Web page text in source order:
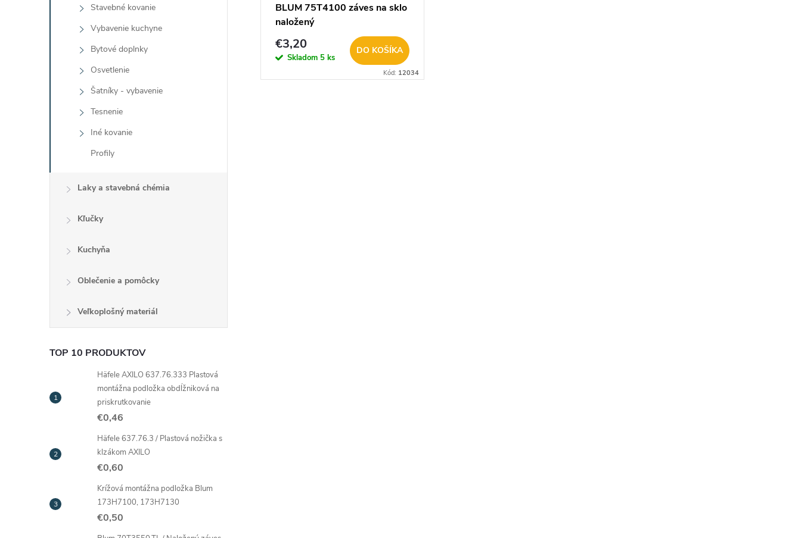
Stavebné kovanie
Vybavenie kuchyne
Bytové doplnky
Osvetlenie
Šatníky - vybavenie
Tesnenie
Iné kovanie
Profily
Laky a stavebná chémia
Kľučky
Kuchyňa
Oblečenie a pomôcky
Veľkoplošný materiál
TOP 10 PRODUKTOV
Häfele AXILO 637.76.333 Plastová
montážna podložka obdĺžniková na
priskrutkovanie
€0,46
Häfele 637.76.3 / Plastová nožička s
klzákom AXILO
€0,60
Krížová montážna podložka Blum
173H7100, 173H7130
€0,50
BLUM 75T4100 záves na sklo
naložený
€3,20
Skladom 5 ks
DO KOŠÍKA
Kód: 12034